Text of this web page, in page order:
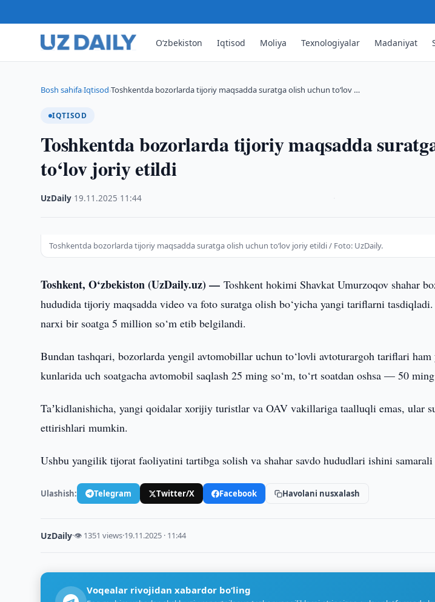
O‘zbekiston Iqtisod Moliya Texnologiyalar Madaniyat
Bosh sahifa›Iqtisod›Toshkentda bozorlarda tijoriy maqsadda suratga olish uchun to‘lov …
IQTISOD
Toshkentda bozorlarda tijoriy maqsadda
to‘lov joriy etildi
UzDaily 19.11.2025 11:44
Toshkentda bozorlarda tijoriy maqsadda suratga olish uchun to‘lov joriy etildi / Foto: UzDaily.
Toshkent, O‘zbekiston (UzDaily.uz) —Toshkent hokimi Shavkat Umurzoqov shahar
hududida tijoriy maqsadda video va foto suratga olish bo‘yicha yangi tariflarni
narxi bir soatga 5 million so‘m etib belgilandi.
Bundan tashqari, bozorlarda yengil avtomobillar uchun to‘lovli avtoturargoh tariflari
kunlarida uch soatgacha avtomobil saqlash 25 ming so‘m, to‘rt soatdan oshsa — 50
Taʼkidlanishicha, yangi qoidalar xorijiy turistlar va OAV vakillariga taalluqli emas, ular
ettirishlari mumkin.
Ushbu yangilik tijorat faoliyatini tartibga solish va shahar savdo hududlari ishini
Ulashish: Telegram Twitter/X Facebook Havolani nusxalash
UzDaily·👁 1351 views·19.11.2025 · 11:44
Voqealar rivojidan xabardor bo‘ling